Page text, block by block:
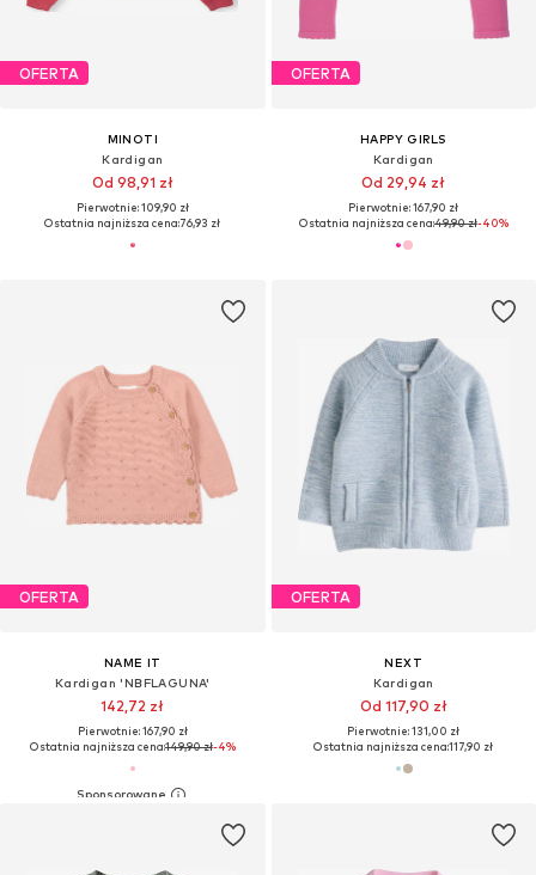
OFERTA
MINOTI
Kardigan
Od 98,91 zł
Pierwotnie: 109,90 zł
Ostatnia najniższa cena:76,93 zł
OFERTA
HAPPY GIRLS
Kardigan
Od 29,94 zł
Pierwotnie: 167,90 zł
Ostatnia najniższa cena:49,90 zł-40%
OFERTA
NAME IT
Kardigan 'NBFLAGUNA'
142,72 zł
Pierwotnie: 167,90 zł
Ostatnia najniższa cena:149,90 zł-4%
OFERTA
NEXT
Kardigan
Od 117,90 zł
Pierwotnie: 131,00 zł
Ostatnia najniższa cena:117,90 zł